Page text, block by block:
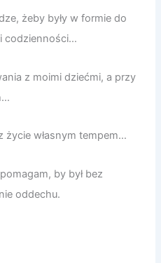
żeby były w formie do
codzienności…
z moimi dziećmi, a przy
życie własnym tempem…
by był bez
oddechu.